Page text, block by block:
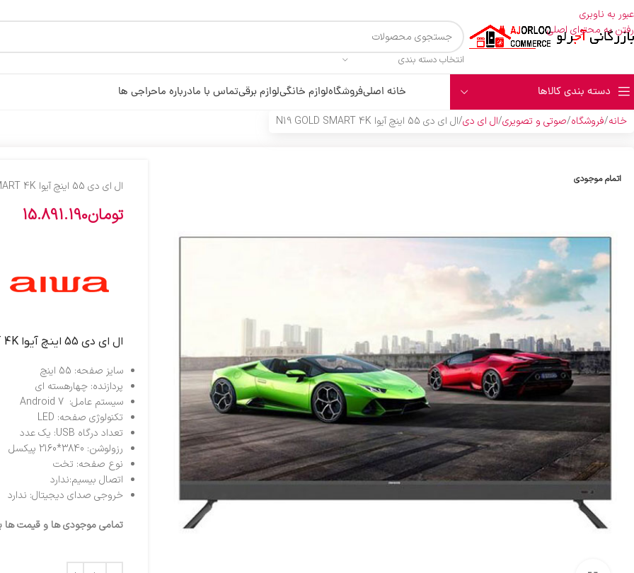
عبور به ناوبری
رفتن به محتوای اصلی
انتخاب دسته بندی
دسته بندی کالاها خانه اصلیفروشگاهلوازم خانگیلوازم برقیتماس با مادرباره ماحراجی ها
خانه فروشگاه صوتی و تصویری ال ای دی ال اي دي 55 اينچ آيوا N19 GOLD SMART 4K
اتمام موجودی ال اي دي 55 اينچ آيوا N19 GOLD SMART 4K
تومان15.891.190
ال اي دي 55 اينچ آيوا N19 GOLD SMART 4K
سایز صفحه: 55 اینچ
پردازنده: چهارهسته ای
سیستم عامل: Android 7
تکنولوژی صفحه: LED
تعداد درگاه USB: یک عدد
رزولوشن: 3840*2160 پیکسل
نوع صفحه: تخت
اتصال بی‎سیم:ندارد
خروجی صدای دیجیتال: ندارد
تمامی موجودی ها و قیمت ها